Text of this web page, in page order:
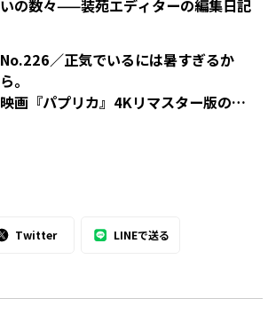
いの数々——装苑エディターの編集日記
No.226／正気でいるには暑すぎるか
ら。
映画『パプリカ』4Kリマスター版の多
Twitter LINEで送る